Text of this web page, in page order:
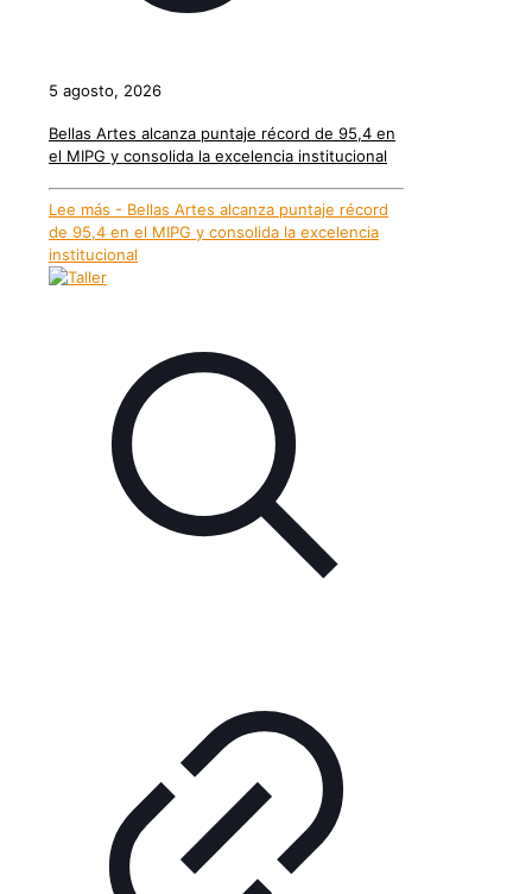
5 agosto, 2026
Bellas Artes alcanza puntaje récord de 95,4 en
el MIPG y consolida la excelencia institucional
Lee más - Bellas Artes alcanza puntaje récord
de 95,4 en el MIPG y consolida la excelencia
institucional